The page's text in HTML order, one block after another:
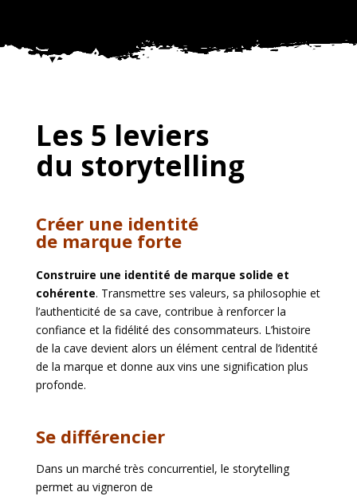
Les 5 leviers
du storytelling
Créer une identité
de marque forte
Construire une identité de marque solide et
cohérente. Transmettre ses valeurs, sa philosophie et
l’authenticité de sa cave, contribue à renforcer la
confiance et la fidélité des consommateurs. L’histoire
de la cave devient alors un élément central de l’identité
de la marque et donne aux vins une signification plus
profonde.
Se différencier
Dans un marché très concurrentiel, le storytelling
permet au vigneron de